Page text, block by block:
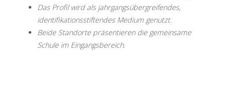
Das Profil wird als jahrgangsübergreifendes,
identifikationsstiftendes Medium genutzt.
Beide Standorte präsentieren die gemeinsame
Schule im Eingangsbereich.